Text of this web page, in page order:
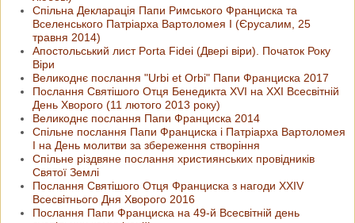
Спільна Декларація Папи Римського Франциска та
Вселенського Патріарха Вартоломея І (Єрусалим, 25
травня 2014)
Апостольський лист Porta Fidei (Двері віри). Початок Року
Віри
Великоднє послання "Urbi et Orbi" Папи Франциска 2017
Послання Святішого Отця Бенедикта XVI на ХХІ Всесвітній
День Хворого (11 лютого 2013 року)
Великоднє послання Папи Франциска 2014
Спільне послання Папи Франциска і Патріарха Вартоломея
І на День молитви за збереження створіння
Спільне різдвяне послання християнських провідників
Святої Землі
Послання Святішого Отця Франциска з нагоди XXIV
Всесвітнього Дня Хворого 2016
Послання Папи Франциска на 49-й Всесвітній день